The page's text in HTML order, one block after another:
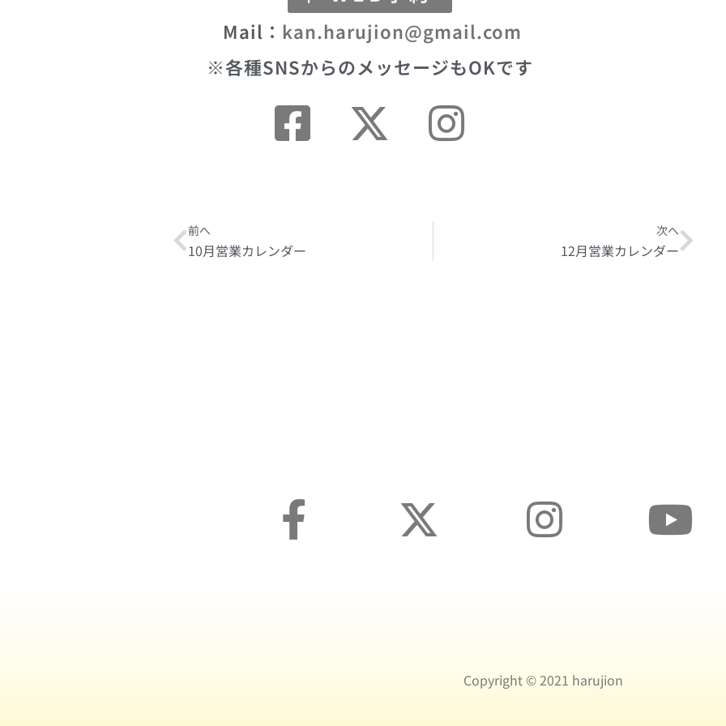
Mail： kan.harujion@gmail.com
※各種SNSからのメッセージもOKです
Prev
前へ
10月営業カレンダー
次へ
12月営業カレンダー
Copyright ©️ 2021 harujion